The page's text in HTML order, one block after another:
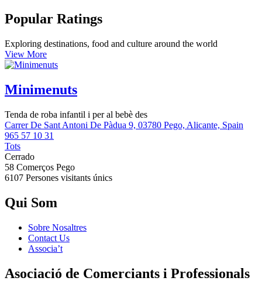
Popular Ratings
Exploring destinations, food and culture around the world
View More
Minimenuts
Tenda de roba infantil i per al bebè des
Carrer De Sant Antoni De Pàdua 9, 03780 Pego, Alicante, Spain
965 57 10 31
Tots
Cerrado
58 Comerços Pego
6107 Persones visitants únics
Qui Som
Sobre Nosaltres
Contact Us
Associa’t
Asociació de Comerciants i Professionals